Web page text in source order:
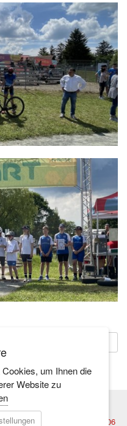
– Tel.:+49 6142 – 210 18 80
– Tel.:
+49 6144 – 955 006
um Ihnen die
Website zu